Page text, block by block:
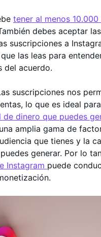
tener al menos
debes aceptar
suscripciones a
las leas para
del acuerdo.
suscripciones nos
lo que es ideal
de dinero que puedes
amplia gama de
que tienes y la
generar. Por lo
Instagram puede